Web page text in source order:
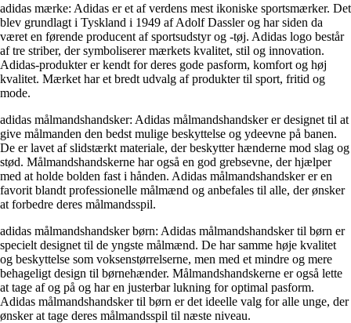
adidas mærke: Adidas er et af verdens mest ikoniske sportsmærker. Det
blev grundlagt i Tyskland i 1949 af Adolf Dassler og har siden da
været en førende producent af sportsudstyr og -tøj. Adidas logo består
af tre striber, der symboliserer mærkets kvalitet, stil og innovation.
Adidas-produkter er kendt for deres gode pasform, komfort og høj
kvalitet. Mærket har et bredt udvalg af produkter til sport, fritid og
mode.
adidas målmandshandsker: Adidas målmandshandsker er designet til at
give målmanden den bedst mulige beskyttelse og ydeevne på banen.
De er lavet af slidstærkt materiale, der beskytter hænderne mod slag og
stød. Målmandshandskerne har også en god grebsevne, der hjælper
med at holde bolden fast i hånden. Adidas målmandshandsker er en
favorit blandt professionelle målmænd og anbefales til alle, der ønsker
at forbedre deres målmandsspil.
adidas målmandshandsker børn: Adidas målmandshandsker til børn er
specielt designet til de yngste målmænd. De har samme høje kvalitet
og beskyttelse som voksenstørrelserne, men med et mindre og mere
behageligt design til børnehænder. Målmandshandskerne er også lette
at tage af og på og har en justerbar lukning for optimal pasform.
Adidas målmandshandsker til børn er det ideelle valg for alle unge, der
ønsker at tage deres målmandsspil til næste niveau.